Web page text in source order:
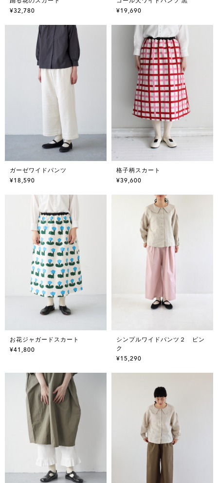
¥32,780
¥19,690
ガーゼワイドパンツ
¥18,590
格子柄スカート
¥39,600
お花ジャガードスカート
¥41,800
シンプルワイドパンツ２ ピン
ク
¥15,290